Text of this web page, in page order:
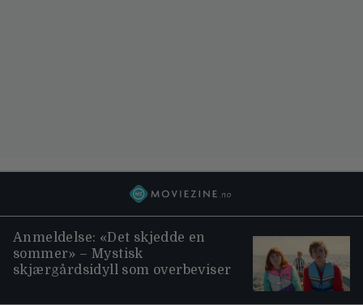
Anmeldelse: «Det skjedde en
sommer» – Mystisk
skjærgårdsidyll som overbeviser